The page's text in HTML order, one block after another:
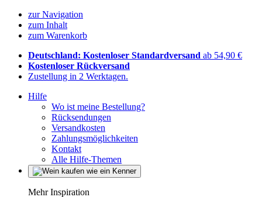
zur Navigation
zum Inhalt
zum Warenkorb
Deutschland: Kostenloser Standardversand ab 54,90 €
Kostenloser Rückversand
Zustellung in 2 Werktagen.
Hilfe
Wo ist meine Bestellung?
Rücksendungen
Versandkosten
Zahlungsmöglichkeiten
Kontakt
Alle Hilfe-Themen
Mehr Inspiration